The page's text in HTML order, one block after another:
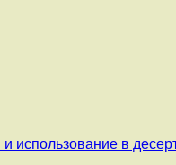
использование в